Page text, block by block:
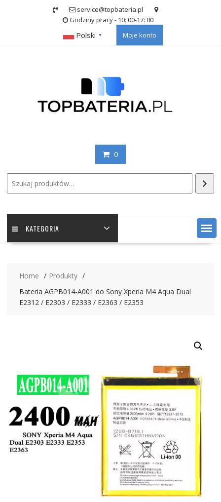
service@topbateria.pl
Godziny pracy - 10: 00-17: 00
Polski ▼ Moje konto
0
KATEGORIA
Home
Produkty
Bateria AGPB014-A001 do Sony Xperia M4 Aqua Dual
E2312 / E2303 / E2333 / E2363 / E2353